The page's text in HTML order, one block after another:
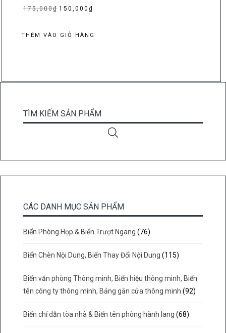
175,000₫ Giá
là:
150,000 ₫
tại
THÊM VÀO GIỎ HÀNG
TÌM KIẾM SẢN PHẨM
CÁC DANH MỤC SẢN PHẨM
Biển Phòng Họp & Biển Trượt Ngang (76)
Biển Chèn Nội Dung, Biển Thay Đổi Nội Dung (115)
Biển văn phòng Thông minh, Biển hiệu thông minh, Biển
tên công ty thông minh, Bảng gắn cửa thông minh (92)
Biển chỉ dẫn tòa nhà & Biển tên phòng hành lang (68)